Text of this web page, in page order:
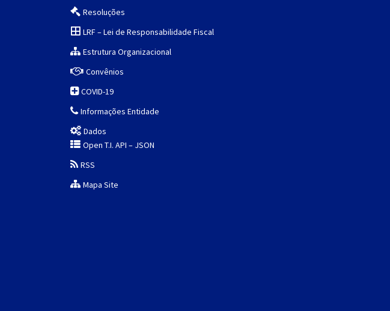
Resoluções
LRF – Lei de Responsabilidade Fiscal
Estrutura Organizacional
Convênios
COVID-19
Informações Entidade
Dados
Open T.I. API – JSON
RSS
Mapa Site